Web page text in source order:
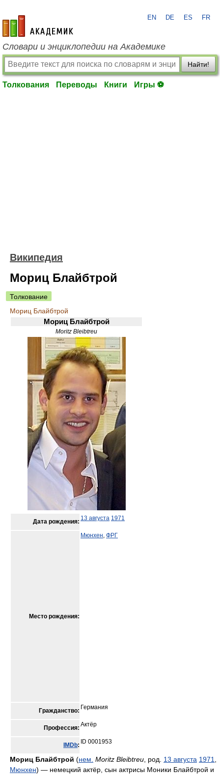
academic.ru
EN DE ES FR
Словари и энциклопедии на Академике
Найти!
Толкования Переводы Книги Игры ⚽
Википедия
Мориц Блайбтрой
Толкование
Мориц Блайбтрой
Мориц Блайбтрой
Moritz Bleibtreu
Дата рождения: 13 августа 1971
Место рождения:
Мюнхен, ФРГ
Гражданство: Германия
Профессия: Актёр
IMDb: ID 0001953
Мориц Блайбтрой (нем. Moritz Bleibtreu , род. 13 августа 1971
Мюнхен) — немецкий актёр, сын актрисы Моники Блайбтрой и